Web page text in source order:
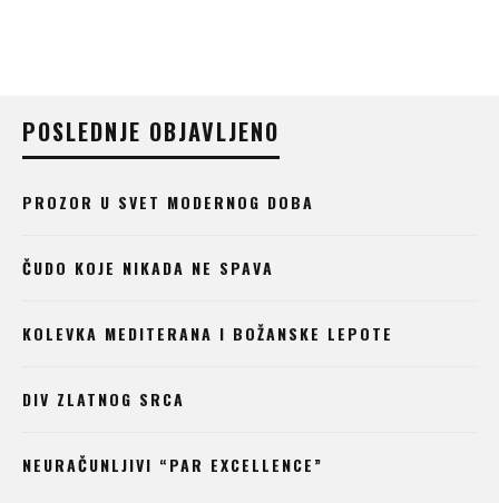
POSLEDNJE OBJAVLJENO
PROZOR U SVET MODERNOG DOBA
ČUDO KOJE NIKADA NE SPAVA
KOLEVKA MEDITERANA I BOŽANSKE LEPOTE
DIV ZLATNOG SRCA
NEURAČUNLJIVI “PAR EXCELLENCE”